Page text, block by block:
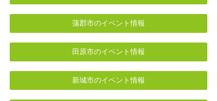
蒲郡市のイベント情報
田原市のイベント情報
新城市のイベント情報